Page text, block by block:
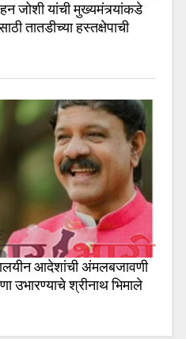
जोशी यांची मुख्यमंत्र्यांकडे
तातडीच्या हस्तक्षेपाची
आदेशांची अंमलबजावणी
उभारण्याचे श्रीनाथ भिमाले